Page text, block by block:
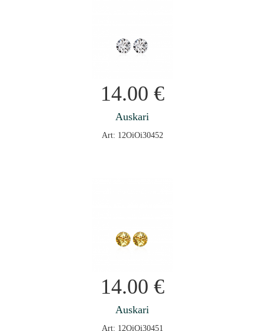
14.00 €
Auskari
Art: 12OiOi30452
14.00 €
Auskari
Art: 12OiOi30451